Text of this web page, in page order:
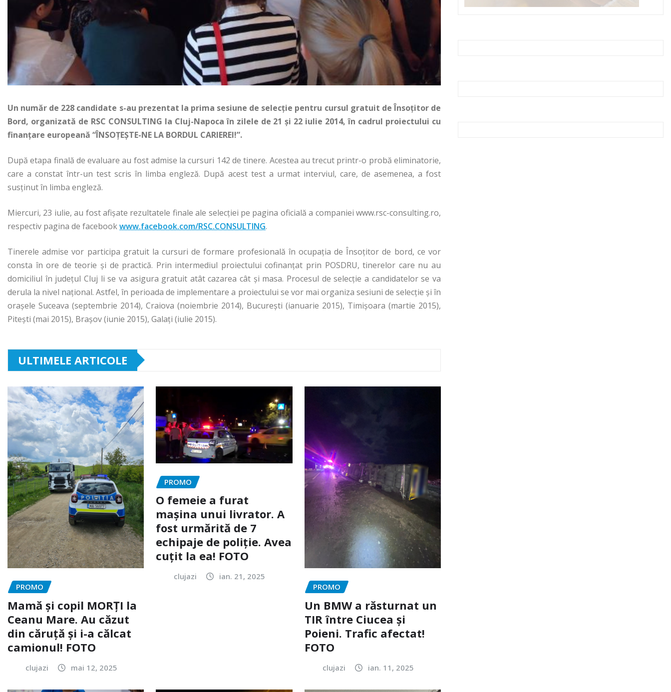
Un număr de 228 candidate s-au prezentat la prima sesiune de selecție pentru cursul gratuit de Însoțitor de
Bord, organizată de RSC CONSULTING la Cluj-Napoca în zilele de 21 și 22 iulie 2014, în cadrul proiectului cu
finanțare europeană “ÎNSOȚEȘTE-NE LA BORDUL CARIEREI!”.
După etapa finală de evaluare au fost admise la cursuri 142 de tinere. Acestea au trecut printr-o probă eliminatorie,
care a constat într-un test scris în limba engleză. După acest test a urmat interviul, care, de asemenea, a fost
susținut în limba engleză.
Miercuri, 23 iulie, au fost afișate rezultatele finale ale selecţiei pe pagina oficială a companiei www.rsc-consulting.ro,
respectiv pagina de facebookwww.facebook.com/RSC.CONSULTING.
Tinerele admise vor participa gratuit la cursuri de formare profesională în ocupația de Însoțitor de bord, ce vor
consta în ore de teorie și de practică. Prin intermediul proiectului cofinanțat prin POSDRU, tinerelor care nu au
domiciliul în județul Cluj li se va asigura gratuit atât cazarea cât și masa. Procesul de selecție a candidatelor se va
derula la nivel național. Astfel, în perioada de implementare a proiectului se vor mai organiza sesiuni de selecție și în
orașele Suceava (septembrie 2014), Craiova (noiembrie 2014), București (ianuarie 2015), Timișoara (martie 2015),
Pitești (mai 2015), Brașov (iunie 2015), Galați (iulie 2015).
ULTIMELE ARTICOLE
PROMO
Mamă și copil MORȚI la
Ceanu Mare. Au căzut
din căruță și i-a călcat
camionul! FOTO
clujazi mai 12, 2025
PROMO
O femeie a furat
mașina unui livrator. A
fost urmărită de 7
echipaje de poliție. Avea
cuțit la ea! FOTO
clujazi
ian. 21, 2025
PROMO
Un BMW a răsturnat un
TIR între Ciucea și
Poieni. Trafic afectat!
FOTO
clujazi ian. 11, 2025